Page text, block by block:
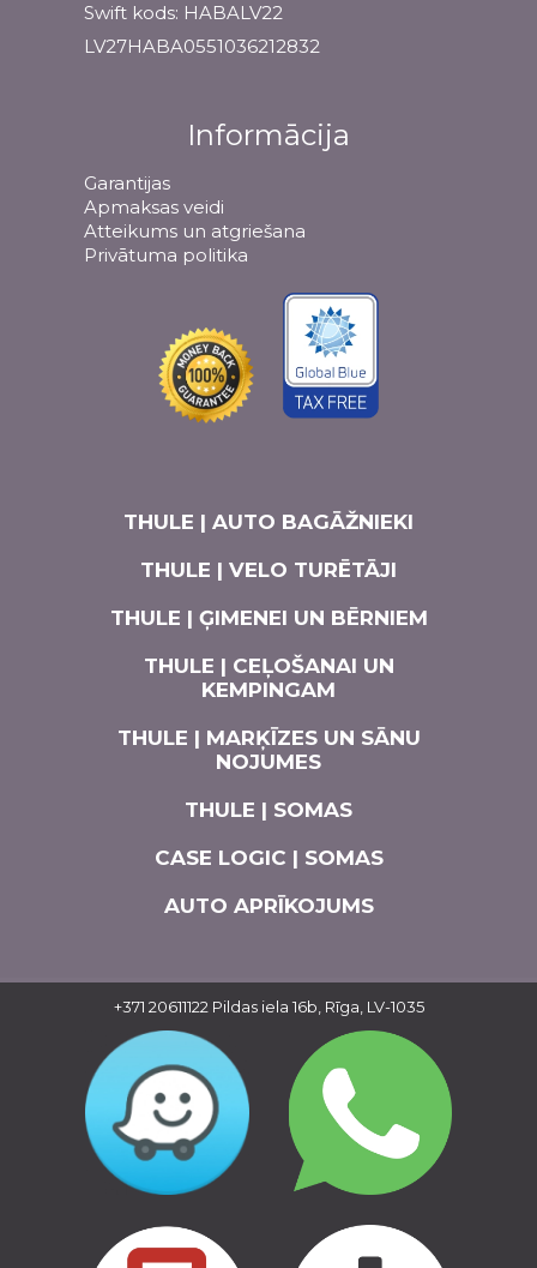
Swift kods: HABALV22
LV27HABA0551036212832
Informācija
Garantijas
Apmaksas veidi
Atteikums un atgriešana
Privātuma politika
THULE | AUTO BAGĀŽNIEKI
THULE | VELO TURĒTĀJI
THULE | ĢIMENEI UN BĒRNIEM
THULE | CEĻOŠANAI UN
KEMPINGAM
THULE | MARĶĪZES UN SĀNU
NOJUMES
THULE | SOMAS
CASE LOGIC | SOMAS
AUTO APRĪKOJUMS
+371 20611122 Pildas iela 16b, Rīga, LV-1035